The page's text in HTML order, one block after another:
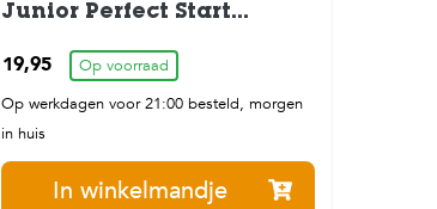
Junior Perfect Start
19,95
Op voorraad
Op werkdagen voor 21:00 besteld, morgen
in huis
In winkelmandje